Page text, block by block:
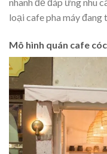
nhanh để đáp ứng nhu
loại cafe pha máy đang
Mô hình quán cafe cóc